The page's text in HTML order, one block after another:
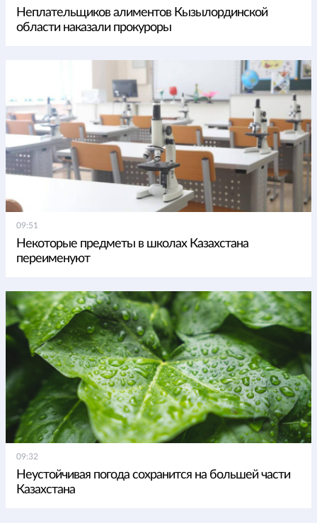
Неплательщиков алиментов Кызылординской
области наказали прокуроры
09:51
Некоторые предметы в школах Казахстана
переименуют
09:32
Неустойчивая погода сохранится на большей части
Казахстана